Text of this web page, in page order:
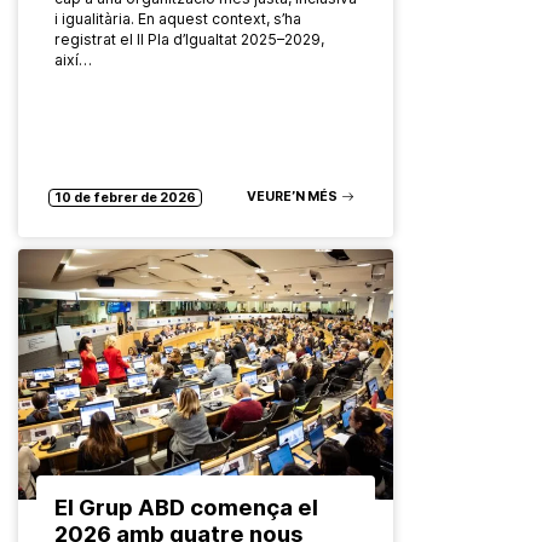
i igualitària. En aquest context, s’ha
registrat el II Pla d’Igualtat 2025–2029,
així…
10 de febrer de 2026 VEURE’N MÉS
El Grup ABD comença el
2026 amb quatre nous